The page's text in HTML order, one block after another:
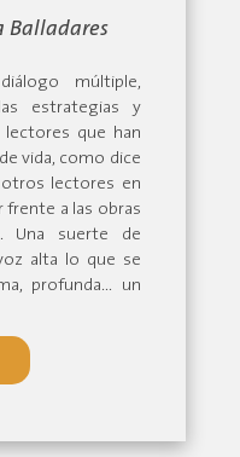
Balladares
múltiple,
estrategias y
que han
vida, como dice
otros lectores en
frente a las obras
Una suerte de
alta lo que se
profunda... un